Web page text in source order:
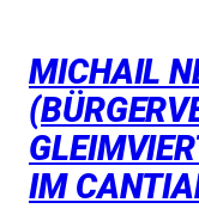
MICHAIL
IM